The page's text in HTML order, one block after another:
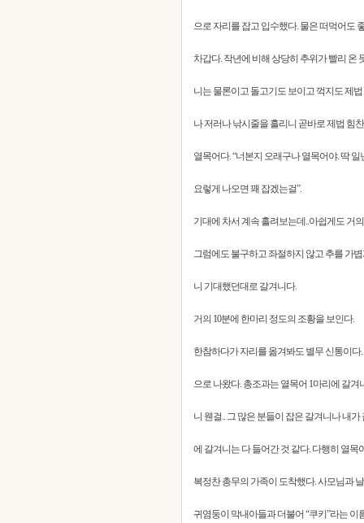
으로 자리를 잡고 입수했다. 물은 떠먹어도
차갑다. 작년에 비해 상당히 추위가 빨리 온
니는 물론이고 돌고기도 보이고 꺽지도 제
나 저러나 낚시줄을 흘리니 곧바로 제법 힘
열목어다. “너본지 오래구나 열목어야. 딱 일
요렇게 나오면 꽤 잡겠는걸”.
기대에 차서 계속 흘려보는데..아쉽게도 거
그럼에도 불구하고 좌절하지 않고 추를 가
니 기대했던대로 갈겨니다.
거의 10분에 한마리 정도의 조황을 보인다.
한참하다가 자리를 옮겨봐도 별무 신통이
으로 나왔다. 총조과는 열목어 1마리에 갈
니 웬걸.. 그 많은 분들이 잡은 갈겨니나 내
에 갈겨니는 다 들어간 것 같다. 다행히 열목
복정찬 총무의 가족이 도착했다. 사모님과
귀염둥이 막내아들과 더불어 “쿠키”라는 이